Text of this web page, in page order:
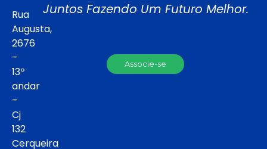
Rua
Augusta,
2676
–
13º
andar
–
Cj
132
Cerqueira
Juntos Fazendo Um Futuro Melhor.
Associe-se